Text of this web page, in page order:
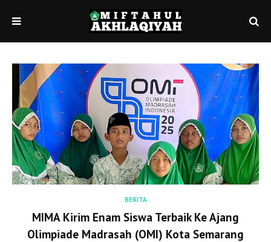
BERITA
MIMA Kirim Enam Siswa Terbaik Ke Ajang
Olimpiade Madrasah (OMI) Kota Semarang